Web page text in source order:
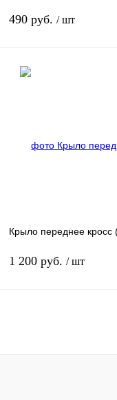
490 руб. / шт
Крыло переднее кросс
1 200 руб. / шт
Купить в 1 клик